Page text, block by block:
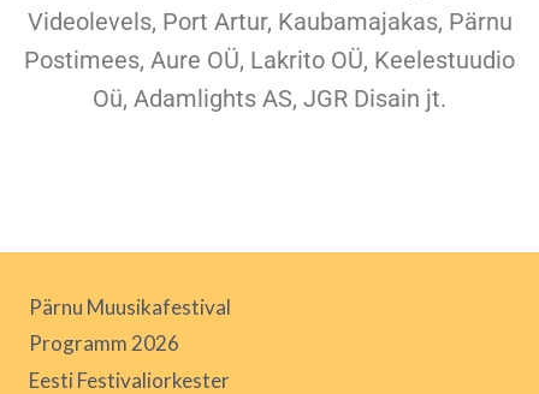
Videolevels, Port Artur, Kaubamajakas, Pärnu
Postimees, Aure OÜ, Lakrito OÜ, Keelestuudio
Oü, Adamlights AS, JGR Disain jt.
Pärnu Muusikafestival
Programm 2026
Eesti Festivaliorkester